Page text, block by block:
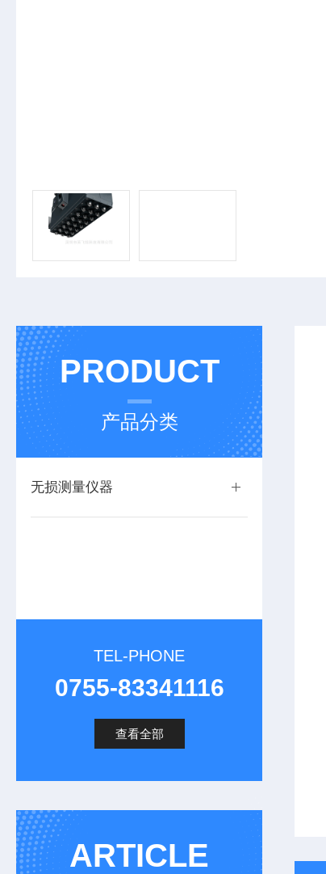
PRODUCT
产品分类
无损测量仪器
TEL-PHONE
0755-83341116
查看全部
ARTICLE